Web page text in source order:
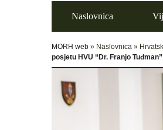
Naslovnica
MORH web » Naslovnica »
posjetu HVU “Dr. Franjo Tuđman”